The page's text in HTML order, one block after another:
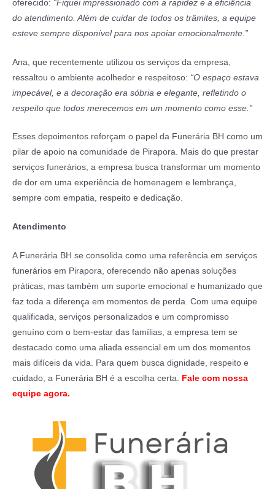
oferecido: “Fiquei impressionado com a rapidez e a eficiência
do atendimento. Além de cuidar de todos os trâmites, a equipe
esteve sempre disponível para nos apoiar emocionalmente.”
Ana, que recentemente utilizou os serviços da empresa,
ressaltou o ambiente acolhedor e respeitoso: “O espaço estava
impecável, e a decoração era sóbria e elegante, refletindo o
respeito que todos merecemos em um momento como esse.”
Esses depoimentos reforçam o papel da Funerária BH como um
pilar de apoio na comunidade de Pirapora. Mais do que prestar
serviços funerários, a empresa busca transformar um momento
de dor em uma experiência de homenagem e lembrança,
sempre com empatia, respeito e dedicação.
Atendimento
A Funerária BH se consolida como uma referência em serviços
funerários em Pirapora, oferecendo não apenas soluções
práticas, mas também um suporte emocional e humanizado que
faz toda a diferença em momentos de perda. Com uma equipe
qualificada, serviços personalizados e um compromisso
genuíno com o bem-estar das famílias, a empresa tem se
destacado como uma aliada essencial em um dos momentos
mais difíceis da vida. Para quem busca dignidade, respeito e
cuidado, a Funerária BH é a escolha certa. Fale com nossa
equipe agora.